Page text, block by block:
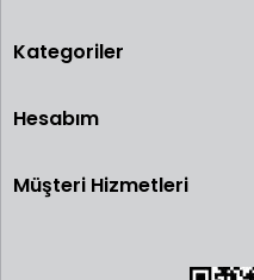
Kategoriler
Hesabım
Müşteri Hizmetleri